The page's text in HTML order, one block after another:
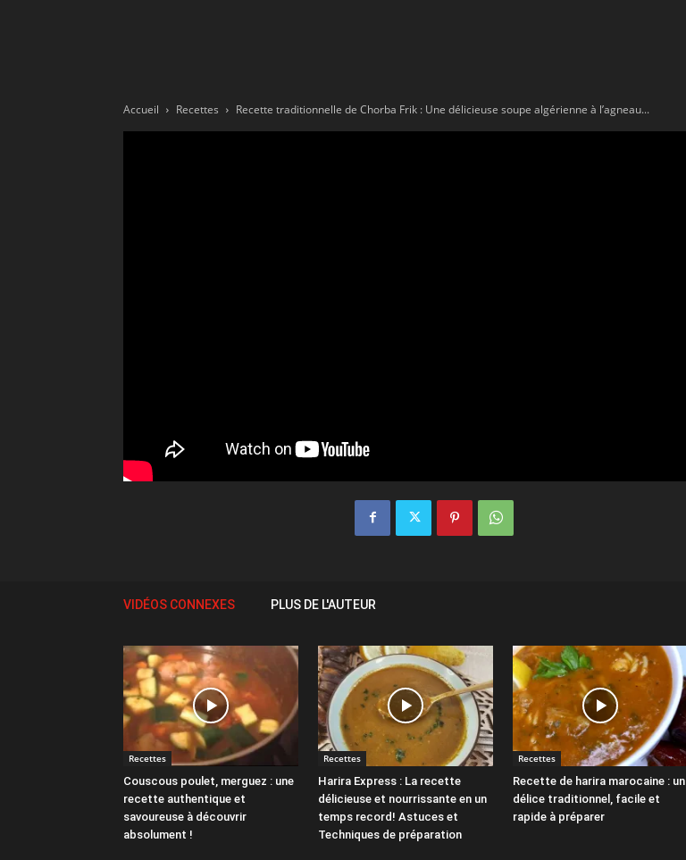
par
Accueil Recettes Recette traditionnelle de Chorba Frik : Une délicieuse soupe algérienne à l’agneau...
VIDÉOS CONNEXES PLUS DE L'AUTEUR
Recettes
Couscous poulet, merguez : une
recette authentique et
savoureuse à découvrir
absolument !
Recettes
Harira Express : La recette
délicieuse et nourrissante en un
temps record! Astuces et
Techniques de préparation
Recettes
Recette de harira marocaine : un
délice traditionnel, facile et
rapide à préparer